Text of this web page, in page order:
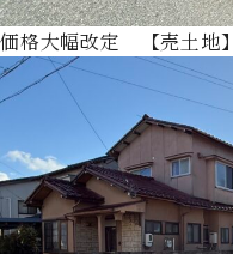
価格大幅改定 【売土地